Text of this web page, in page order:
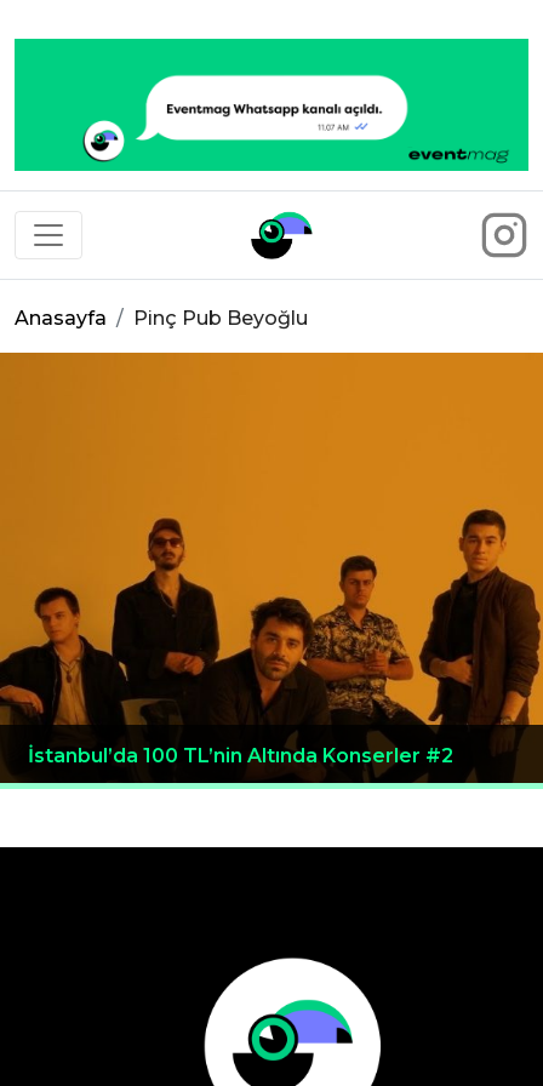
Eventmag
Anasayfa Pinç Pub Beyoğlu
İstanbul’da 100 TL’nin Altında Konserler #2